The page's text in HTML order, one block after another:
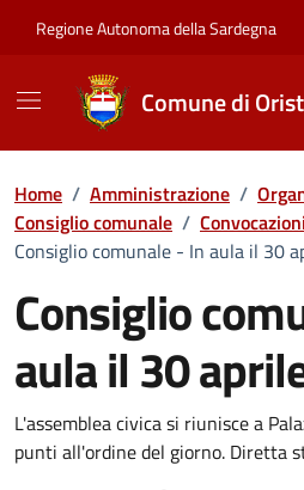
Regione Autonoma della Sardegna
Comune di
Home / Amministrazione /
Consiglio comunale / Convocazioni
Consiglio comunale - In aula il 30
Consiglio
aula il 30
???portal.DettaglioConvocazione???
L'assemblea civica si riunisce a
punti all'ordine del giorno. Diretta